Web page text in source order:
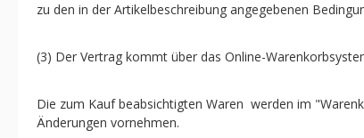
zu den in der Artikelbeschreibung angegebenen
(3) Der Vertrag kommt über das Online-
Die zum Kauf beabsichtigten Waren werden im
Änderungen vornehmen.